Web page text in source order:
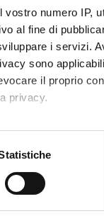
numero IP,
al fine di
i servizi.
sono
il proprio
privacy.
di